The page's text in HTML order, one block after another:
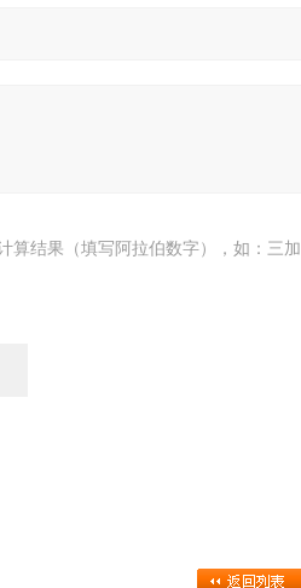
算结果（填写阿拉伯数字），如：三加